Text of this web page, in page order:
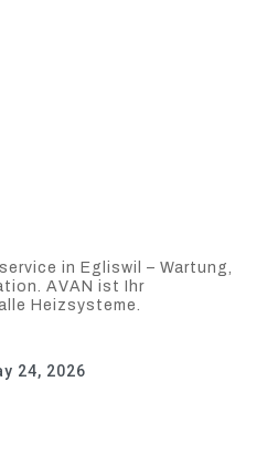
in Egliswil – Wartung,
AVAN ist Ihr
Heizsysteme.
24, 2026